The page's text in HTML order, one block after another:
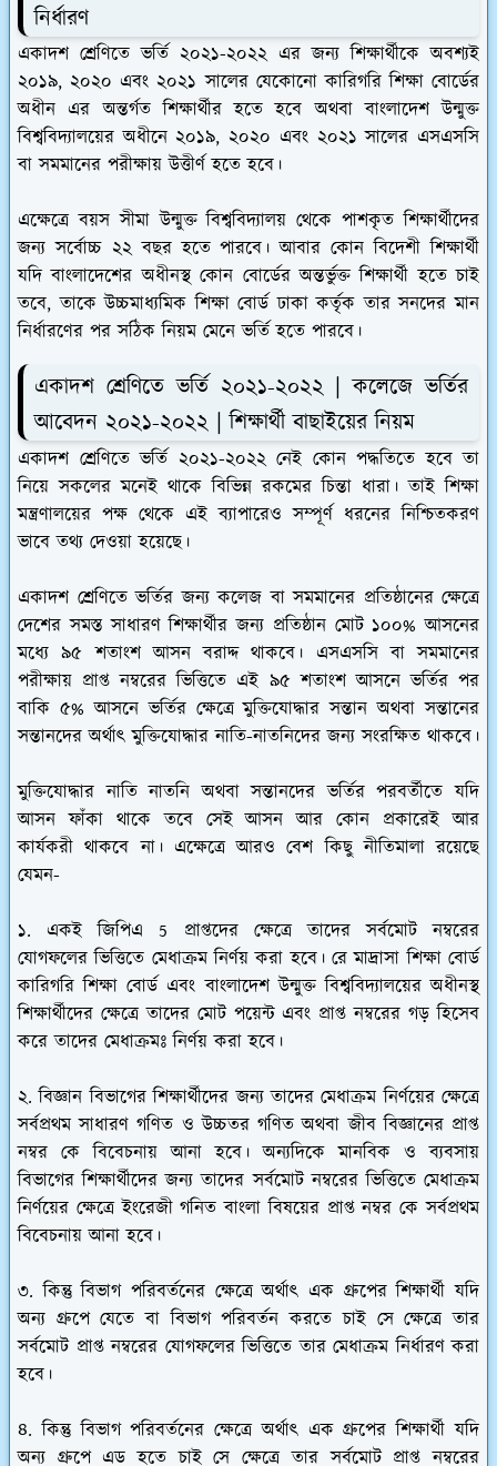
নির্ধারণ
একাদশ শ্রেণিতে ভর্তি ২০২১-২০২২ এর জন্য শিক্ষার্থীকে অবশ্যই
২০১৯, ২০২০ এবং ২০২১ সালের যেকোনো কারিগরি শিক্ষা বোর্ডের
অধীন এর অন্তর্গত শিক্ষার্থীর হতে হবে অথবা বাংলাদেশ উন্মুক্ত
বিশ্ববিদ্যালয়ের অধীনে ২০১৯, ২০২০ এবং ২০২১ সালের এসএসসি
বা সমমানের পরীক্ষায় উত্তীর্ণ হতে হবে।
এক্ষেত্রে বয়স সীমা উন্মুক্ত বিশ্ববিদ্যালয় থেকে পাশকৃত শিক্ষার্থীদের
জন্য সর্বোচ্চ ২২ বছর হতে পারবে। আবার কোন বিদেশী শিক্ষার্থী
যদি বাংলাদেশের অধীনস্থ কোন বোর্ডের অন্তর্ভুক্ত শিক্ষার্থী হতে চাই
তবে, তাকে উচ্চমাধ্যমিক শিক্ষা বোর্ড ঢাকা কর্তৃক তার সনদের মান
নির্ধারণের পর সঠিক নিয়ম মেনে ভর্তি হতে পারবে।
একাদশ শ্রেণিতে ভর্তি ২০২১-২০২২ | কলেজে ভর্তির
আবেদন ২০২১-২০২২ | শিক্ষার্থী বাছাইয়ের নিয়ম
একাদশ শ্রেণিতে ভর্তি ২০২১-২০২২ নেই কোন পদ্ধতিতে হবে তা
নিয়ে সকলের মনেই থাকে বিভিন্ন রকমের চিন্তা ধারা। তাই শিক্ষা
মন্ত্রণালয়ের পক্ষ থেকে এই ব্যাপারেও সম্পূর্ণ ধরনের নিশ্চিতকরণ
ভাবে তথ্য দেওয়া হয়েছে।
একাদশ শ্রেণিতে ভর্তির জন্য কলেজ বা সমমানের প্রতিষ্ঠানের ক্ষেত্রে
দেশের সমস্ত সাধারণ শিক্ষার্থীর জন্য প্রতিষ্ঠান মোট ১০০% আসনের
মধ্যে ৯৫ শতাংশ আসন বরাদ্দ থাকবে। এসএসসি বা সমমানের
পরীক্ষায় প্রাপ্ত নম্বরের ভিত্তিতে এই ৯৫ শতাংশ আসনে ভর্তির পর
বাকি ৫% আসনে ভর্তির ক্ষেত্রে মুক্তিযোদ্ধার সন্তান অথবা সন্তানের
সন্তানদের অর্থাৎ মুক্তিযোদ্ধার নাতি-নাতনিদের জন্য সংরক্ষিত থাকবে।
মুক্তিযোদ্ধার নাতি নাতনি অথবা সন্তানদের ভর্তির পরবর্তীতে যদি
আসন ফাঁকা থাকে তবে সেই আসন আর কোন প্রকারেই আর
কার্যকরী থাকবে না। এক্ষেত্রে আরও বেশ কিছু নীতিমালা রয়েছে
যেমন-
১. একই জিপিএ 5 প্রাপ্তদের ক্ষেত্রে তাদের সর্বমোট নম্বরের
যোগফলের ভিত্তিতে মেধাক্রম নির্ণয় করা হবে। রে মাদ্রাসা শিক্ষা বোর্ড
কারিগরি শিক্ষা বোর্ড এবং বাংলাদেশ উন্মুক্ত বিশ্ববিদ্যালয়ের অধীনস্থ
শিক্ষার্থীদের ক্ষেত্রে তাদের মোট পয়েন্ট এবং প্রাপ্ত নম্বরের গড় হিসেব
করে তাদের মেধাক্রমঃ নির্ণয় করা হবে।
২. বিজ্ঞান বিভাগের শিক্ষার্থীদের জন্য তাদের মেধাক্রম নির্ণয়ের ক্ষেত্রে
সর্বপ্রথম সাধারণ গণিত ও উচ্চতর গণিত অথবা জীব বিজ্ঞানের প্রাপ্ত
নম্বর কে বিবেচনায় আনা হবে। অন্যদিকে মানবিক ও ব্যবসায়
বিভাগের শিক্ষার্থীদের জন্য তাদের সর্বমোট নম্বরের ভিত্তিতে মেধাক্রম
নির্ণয়ের ক্ষেত্রে ইংরেজী গনিত বাংলা বিষয়ের প্রাপ্ত নম্বর কে সর্বপ্রথম
বিবেচনায় আনা হবে।
৩. কিন্তু বিভাগ পরিবর্তনের ক্ষেত্রে অর্থাৎ এক গ্রুপের শিক্ষার্থী যদি
অন্য গ্রুপে যেতে বা বিভাগ পরিবর্তন করতে চাই সে ক্ষেত্রে তার
সর্বমোট প্রাপ্ত নম্বরের যোগফলের ভিত্তিতে তার মেধাক্রম নির্ধারণ করা
হবে।
৪. কিন্তু বিভাগ পরিবর্তনের ক্ষেত্রে অর্থাৎ এক গ্রুপের শিক্ষার্থী যদি
অন্য গ্রুপে এড হতে চাই সে ক্ষেত্রে তার সর্বমোট প্রাপ্ত নম্বরের